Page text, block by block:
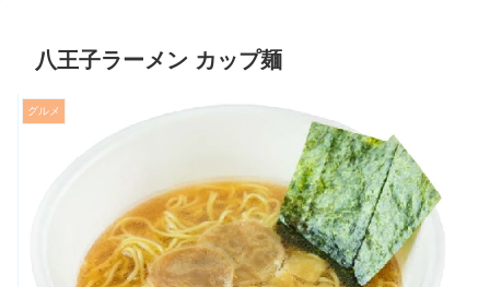
八王子ラーメン カップ麺
グルメ